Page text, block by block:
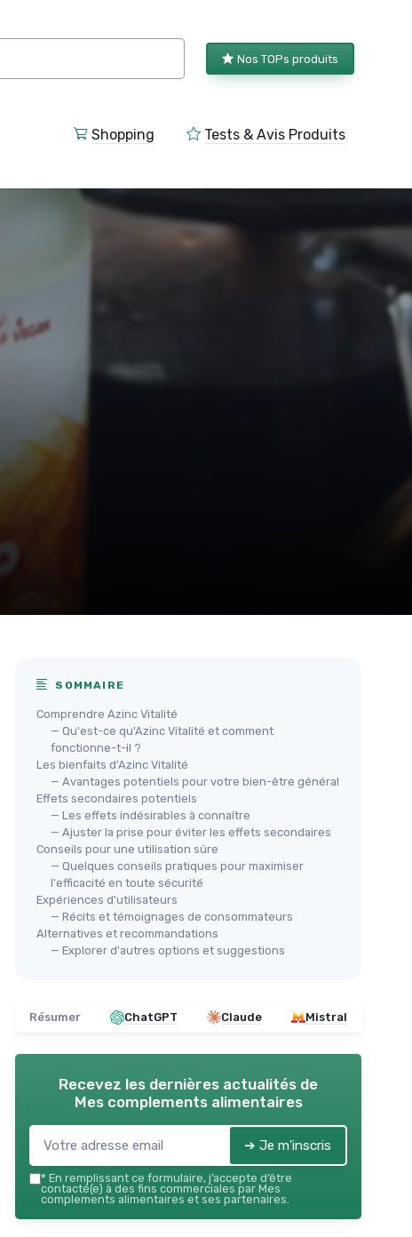
Nos TOPs produits
Shopping Tests & Avis Produits
SOMMAIRE
Comprendre Azinc Vitalité
— Qu'est-ce qu'Azinc Vitalité et comment
fonctionne-t-il ?
Les bienfaits d'Azinc Vitalité
— Avantages potentiels pour votre bien-être général
Effets secondaires potentiels
— Les effets indésirables à connaître
— Ajuster la prise pour éviter les effets secondaires
Conseils pour une utilisation sûre
— Quelques conseils pratiques pour maximiser
l'efficacité en toute sécurité
Expériences d'utilisateurs
— Récits et témoignages de consommateurs
Alternatives et recommandations
— Explorer d'autres options et suggestions
Résumer ChatGPT Claude Mistral
Recevez les dernières actualités de
Mes complements alimentaires
➔ Je m'inscris
* En remplissant ce formulaire, j’accepte d’être
contacté(e) à des fins commerciales par Mes
complements alimentaires et ses partenaires.